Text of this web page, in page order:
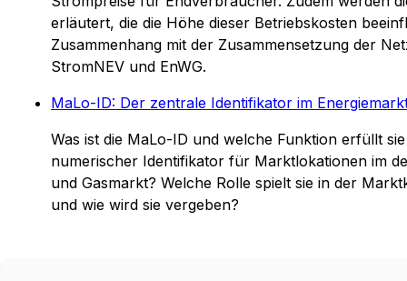
erläutert, die die Höhe dieser Betriebskosten
Zusammenhang mit der Zusammensetzung der
StromNEV und EnWG.
MaLo-ID: Der zentrale Identifikator im
Was ist die MaLo-ID und welche Funktion erfüllt sie
numerischer Identifikator für Marktlokationen im
und Gasmarkt? Welche Rolle spielt sie in der
und wie wird sie vergeben?